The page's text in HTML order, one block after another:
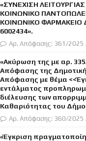
«ΣΥΝΕΧΙΣΗ
ΚΟΙΝΩΝΙΚΟ
ΚΟΙΝΩΝΙΚΟ ΦΑΡΜΑΚΕΙΟ
6002434».
Αρ. Απόφασης: 361/2025
«Ακύρωση της με αρ.
Απόφασης της
Απόφασης με θέμα
εντάλματος
διέλευσης των
Καθαριότητας του
Αρ. Απόφασης: 360/2025
«Έγκριση